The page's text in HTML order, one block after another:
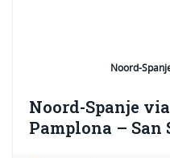
Noord-
Noord-Spanje
Pamplona – San